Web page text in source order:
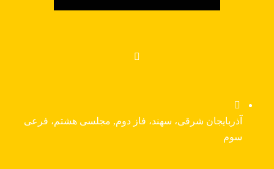
آذربایجان شرقی، سهند، فاز دوم, مجلسی هشتم، فرعی
سوم